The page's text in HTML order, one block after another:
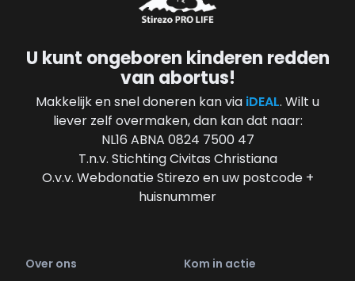
U kunt ongeboren kinderen redden
van abortus!
Makkelijk en snel doneren kan via iDEAL. Wilt u
liever zelf overmaken, dan kan dat naar:
NL16 ABNA 0824 7500 47
T.n.v. Stichting Civitas Christiana
O.v.v. Webdonatie Stirezo en uw postcode +
huisnummer
Over ons Kom in actie